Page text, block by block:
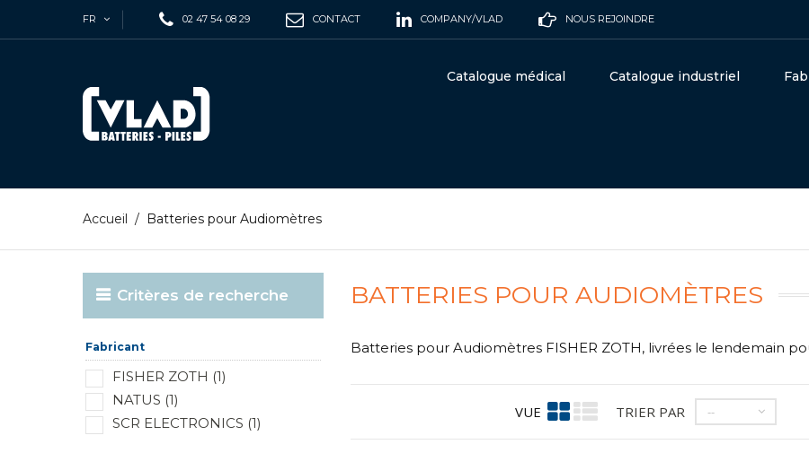
FR 02 47 54 08 29 CONTACT COMPANY/VLAD NOUS REJOINDRE
Catalogue médical Catalogue industriel
Accueil / Batteries pour Audiomètres
Critères de recherche
Fabricant
FISHER ZOTH (1)
NATUS (1)
SCR ELECTRONICS (1)
BATTERIES POUR AUDIOMÈTRES
Batteries pour Audiomètres FISHER ZOTH, livrées le lendemain
VUE TRIER PAR --